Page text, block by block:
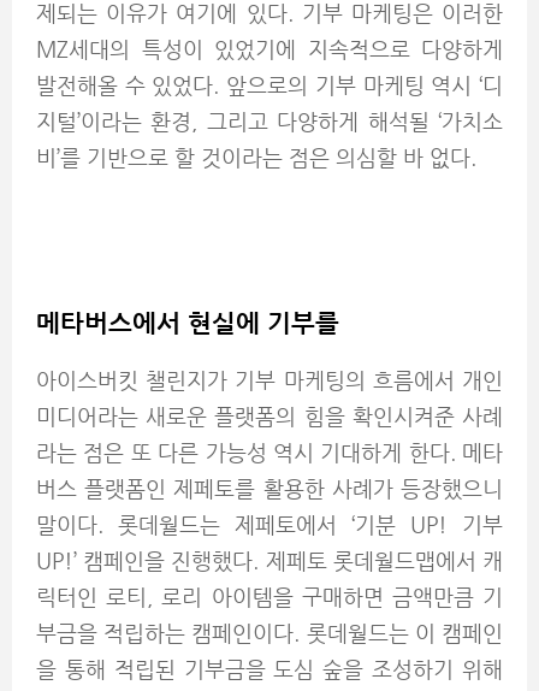
제되는 이유가 여기에 있다. 기부 마케팅은 이러한
MZ세대의 특성이 있었기에 지속적으로 다양하게
발전해올 수 있었다. 앞으로의 기부 마케팅 역시 ‘디
지털’이라는 환경, 그리고 다양하게 해석될 ‘가치소
비’를 기반으로 할 것이라는 점은 의심할 바 없다.
메타버스에서 현실에 기부를
아이스버킷 챌린지가 기부 마케팅의 흐름에서 개인
미디어라는 새로운 플랫폼의 힘을 확인시켜준 사례
라는 점은 또 다른 가능성 역시 기대하게 한다. 메타
버스 플랫폼인 제페토를 활용한 사례가 등장했으니
말이다. 롯데월드는 제페토에서 ‘기분 UP! 기부
UP!’ 캠페인을 진행했다. 제페토 롯데월드맵에서 캐
릭터인 로티, 로리 아이템을 구매하면 금액만큼 기
부금을 적립하는 캠페인이다. 롯데월드는 이 캠페인
을 통해 적립된 기부금을 도심 숲을 조성하기 위해